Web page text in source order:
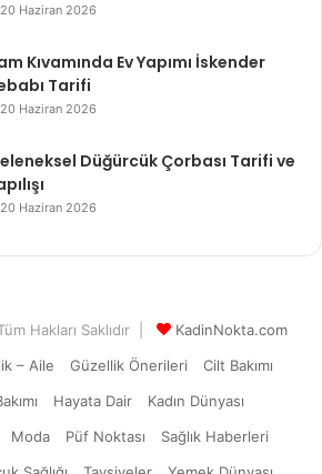
20 Haziran 2026
Kıvamında Ev Yapımı İskender
Tarifi
20 Haziran 2026
Düğürcük Çorbası Tarifi ve
20 Haziran 2026
Hakları Saklıdır |
KadinNokta.com
– Aile Güzellik Önerileri
Cilt Bakımı
Hayata Dair
Kadın Dünyası
Moda Püf Noktası
Sağlık Haberleri